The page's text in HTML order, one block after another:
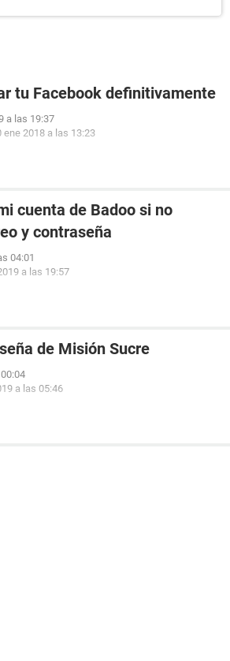
tu Facebook definitivamente
a las 19:37
ene 2018 a las 13:23
cuenta de Badoo si no
y contraseña
04:01
a las 19:57
de Misión Sucre
a las 05:46